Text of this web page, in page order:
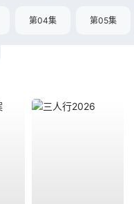
第04集 第05集